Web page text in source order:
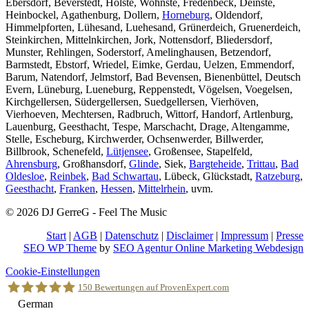
Heinbockel, Agathenburg, Dollern, Horneburg, Oldendorf,
Himmelpforten, Lühesand, Luehesand, Grünerdeich, Gruenerdeich,
Steinkirchen, Mittelnkirchen, Jork, Nottensdorf, Bliedersdorf,
Munster, Rehlingen, Soderstorf, Amelinghausen, Betzendorf,
Barmstedt, Ebstorf, Wriedel, Eimke, Gerdau, Uelzen, Emmendorf,
Barum, Natendorf, Jelmstorf, Bad Bevensen, Bienenbüttel, Deutsch
Evern, Lüneburg, Lueneburg, Reppenstedt, Vögelsen, Voegelsen,
Kirchgellersen, Südergellersen, Suedgellersen, Vierhöven,
Vierhoeven, Mechtersen, Radbruch, Wittorf, Handorf, Artlenburg,
Lauenburg, Geesthacht, Tespe, Marschacht, Drage, Altengamme,
Stelle, Escheburg, Kirchwerder, Ochsenwerder, Billwerder,
Billbrook, Schenefeld, Lütjensee, Großensee, Stapelfeld,
Ahrensburg, Großhansdorf, Glinde, Siek, Bargteheide, Trittau, Bad
Oldesloe, Reinbek, Bad Schwartau, Lübeck, Glückstadt, Ratzeburg,
Geesthacht, Franken, Hessen, Mittelrhein, uvm.
© 2026 DJ GerreG - Feel The Music
Start | AGB | Datenschutz | Disclaimer| Impressum | Presse
SEO WP Theme by SEO Agentur Online Marketing Webdesign
Nach
oben
scrollen
Cookie-Einstellungen
150 Bewertungen auf ProvenExpert.com
German